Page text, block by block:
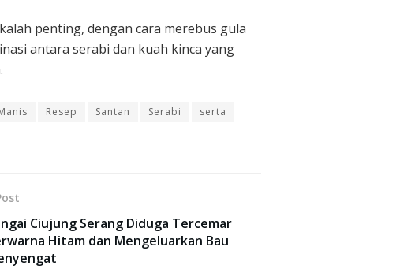
penting, dengan cara merebus gula
antara serabi dan kuah kinca yang
Resep Santan Serabi
serta
Ciujung Serang Diduga Tercemar
Hitam dan Mengeluarkan Bau